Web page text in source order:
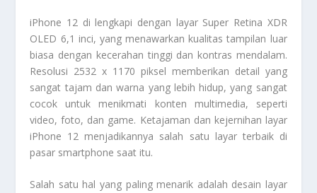
iPhone 12 di lengkapi dengan layar Super Retina XDR
OLED 6,1 inci, yang menawarkan kualitas tampilan luar
biasa dengan kecerahan tinggi dan kontras mendalam.
Resolusi 2532 x 1170 piksel memberikan detail yang
sangat tajam dan warna yang lebih hidup, yang sangat
cocok untuk menikmati konten multimedia, seperti
video, foto, dan game. Ketajaman dan kejernihan layar
iPhone 12 menjadikannya salah satu layar terbaik di
pasar smartphone saat itu.
Salah satu hal yang paling menarik adalah desain layar